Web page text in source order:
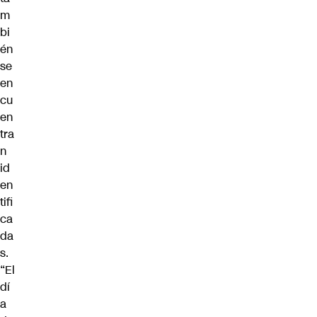
m
bi
én
se
en
cu
en
tra
n
id
en
tifi
ca
da
s.
“El
dí
a